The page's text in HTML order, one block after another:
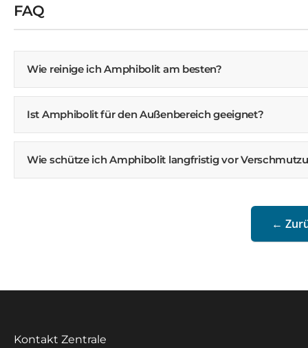
FAQ
Wie reinige ich Amphibolit am besten?
Ist Amphibolit für den Außenbereich geeignet?
Wie schütze ich Amphibolit langfristig vor
←
Kontakt Zentrale